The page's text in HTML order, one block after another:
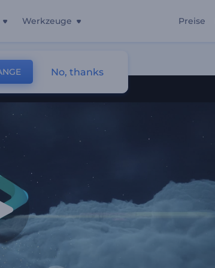
Werkzeuge Preise
No, thanks